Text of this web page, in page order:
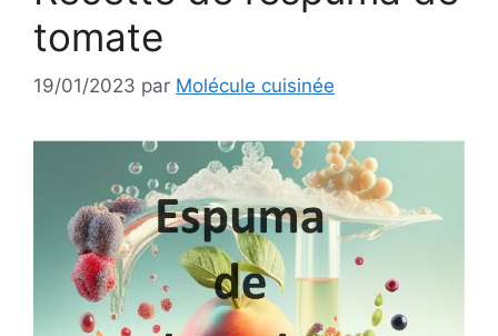
tomate
19/01/2023 par Molécule cuisinée